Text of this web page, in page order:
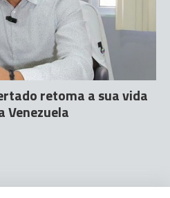
retoma a sua vida
Venezuela